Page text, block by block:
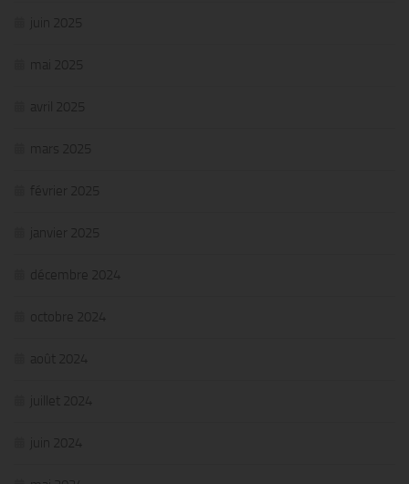
juin 2025
mai 2025
avril 2025
mars 2025
février 2025
janvier 2025
décembre 2024
octobre 2024
août 2024
juillet 2024
juin 2024